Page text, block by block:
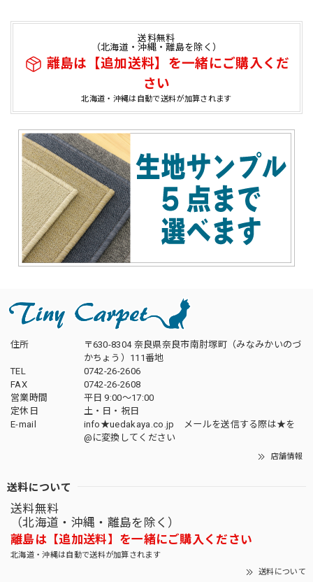
送料無料
（北海道・沖縄・離島を除く）
離島は【追加送料】を一緒にご購入くだ
さい
北海道・沖縄は自動で送料が加算されます
住所
〒630-8304 奈良県奈良市南肘塚町（みなみかいのづ
かちょう）111番地
TEL
0742-26-2606
FAX
0742-26-2608
営業時間
平日 9:00～17:00
定休日
土・日・祝日
E-mail
info★uedakaya.co.jp メールを送信する際は★を
@に変換してください
店舗情報
送料について
送料無料
（北海道・沖縄・離島を除く）
離島は【追加送料】を一緒にご購入ください
北海道・沖縄は自動で送料が加算されます
送料について